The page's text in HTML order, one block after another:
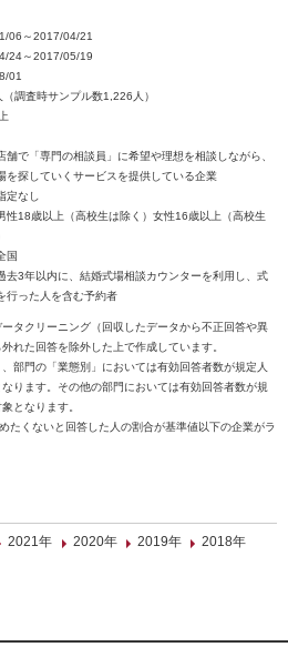
06～2017/04/21
24～2017/05/19
01
調査時サンプル数1,226人）
舗で「専門の相談員」に希望や理想を相談しながら、
を探していくサービスを提供している企業
定なし
性18歳以上（高校生は除く）女性16歳以上（高校生
国
去3年以内に、結婚式場相談カウンターを利用し、式
行った人を含む予約者
タクリーニング（回収したデータから不正回答や異
れた回答を除外した上で作成しています。
部門の「業態別」においては有効回答者数が規定人
ります。その他の部門においては有効回答者数が規
となります。
くないと回答した人の割合が基準値以下の企業がラ
2021年 2020年 2019年
2018年